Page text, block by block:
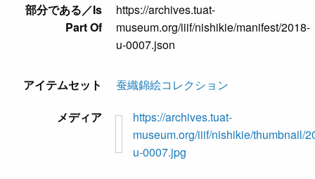
部分である／Is
Part Of
https://archives.tuat-
museum.org/iiif/nishikie/manifest/2018-
u-0007.json
アイテムセット
蚕織錦絵コレクション
メディア
https://archives.tuat-
museum.org/iiif/nishikie/thumbnail/
u-0007.jpg